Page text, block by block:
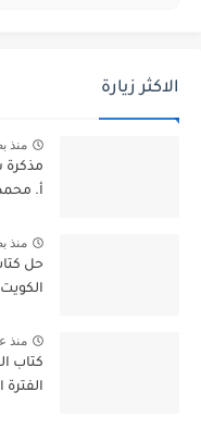
الاكثر زيارة
منذ
مذكرة
أ. محمد
منذ
حل
الكويت 2025-2026
منذ
كتاب
الفترة